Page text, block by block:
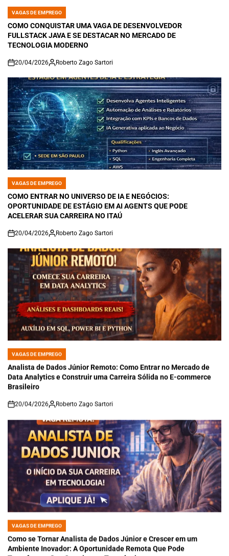
POSTED
IN
VAGAS DE EMPREGO
COMO CONQUISTAR UMA VAGA DE DESENVOLVEDOR
FULLSTACK JAVA E SE DESTACAR NO MERCADO DE
TECNOLOGIA MODERNO
on
20/04/2026 Roberto Zago Sartori
POSTED
IN
VAGAS DE EMPREGO
COMO ENTRAR NO UNIVERSO DE IA E NEGÓCIOS:
OPORTUNIDADE DE ESTÁGIO EM AI AGENTS QUE PODE
ACELERAR SUA CARREIRA NO ITAÚ
on
20/04/2026 Roberto Zago Sartori
POSTED
IN
VAGAS DE EMPREGO
Analista de Dados Júnior Remoto: Como Entrar no Mercado de
Data Analytics e Construir uma Carreira Sólida no E-commerce
Brasileiro
on
20/04/2026 Roberto Zago Sartori
POSTED
IN
VAGAS DE EMPREGO
Como se Tornar Analista de Dados Júnior e Crescer em um
Ambiente Inovador: A Oportunidade Remota Que Pode